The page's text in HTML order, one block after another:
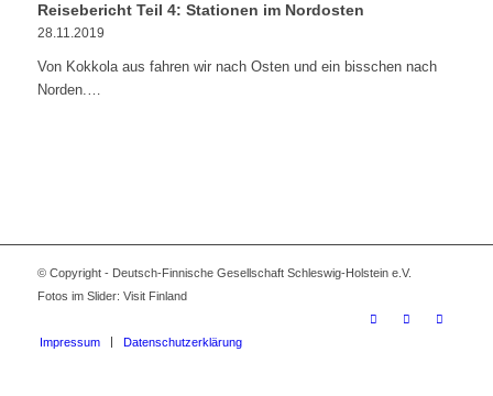
Reisebericht Teil 4: Stationen im Nordosten
28.11.2019
Von Kokkola aus fahren wir nach Osten und ein bisschen nach
Norden.…
© Copyright - Deutsch-Finnische Gesellschaft Schleswig-Holstein e.V.
Fotos im Slider: Visit Finland
Impressum Datenschutzerklärung